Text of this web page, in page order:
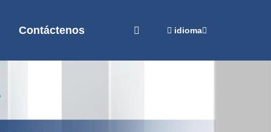
Contáctenos idioma